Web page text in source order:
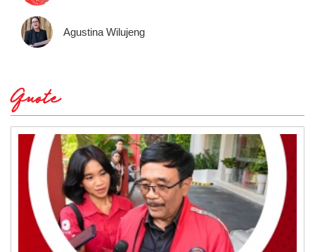
Agustina Wilujeng
Quote